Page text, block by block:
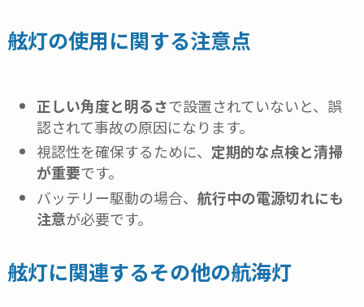
舷灯の使用に関する注意点
正しい角度と明るさで設置されていないと、誤
認されて事故の原因になります。
視認性を確保するために、 定期的な点検と清掃
が重要です。
バッテリー駆動の場合、 航行中の電源切れにも
注意が必要です。
舷灯に関連するその他の航海灯